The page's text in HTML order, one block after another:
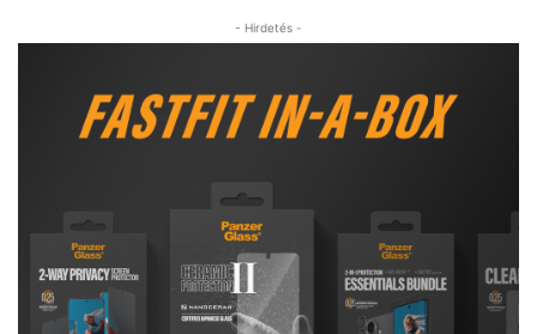
- Hirdetés -